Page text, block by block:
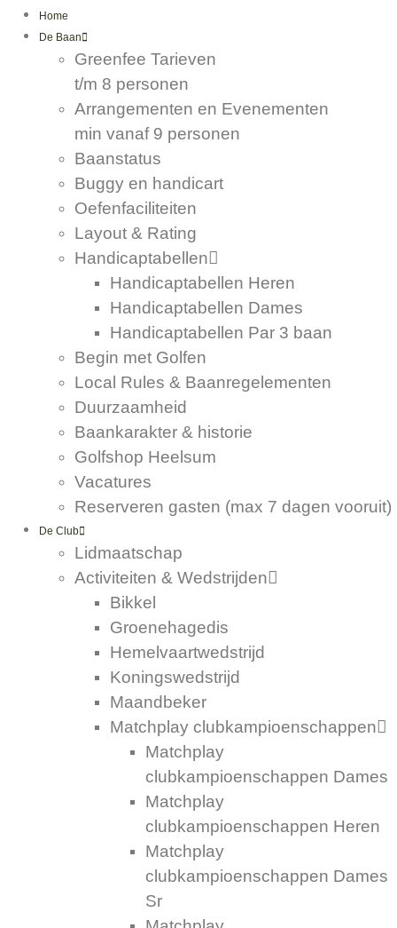
naar
Home
De Baan
Greenfee Tarieven
t/m 8 personen
Arrangementen en Evenementen
min vanaf 9 personen
Baanstatus
Buggy en handicart
Oefenfaciliteiten
Layout & Rating
Handicaptabellen
Handicaptabellen Heren
Handicaptabellen Dames
Handicaptabellen Par 3 baan
Begin met Golfen
Local Rules & Baanregelementen
Duurzaamheid
Baankarakter & historie
Golfshop Heelsum
Vacatures
Reserveren gasten (max 7 dagen vooruit)
De Club
Lidmaatschap
Activiteiten & Wedstrijden
Bikkel
Groenehagedis
Hemelvaartwedstrijd
Koningswedstrijd
Maandbeker
Matchplay clubkampioenschappen
Matchplay
clubkampioenschappen Dames
Matchplay
clubkampioenschappen Heren
Matchplay
clubkampioenschappen Dames
Sr